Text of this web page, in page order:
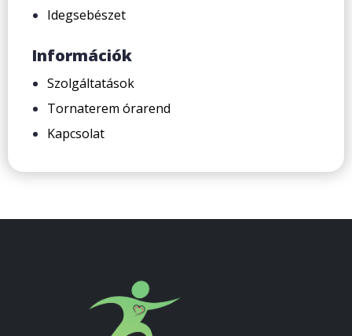
Idegsebészet
Információk
Szolgáltatások
Tornaterem órarend
Kapcsolat